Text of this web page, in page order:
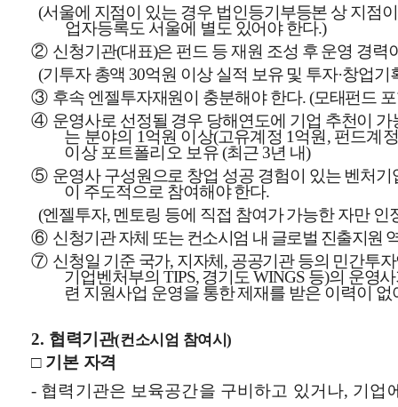
(서울에 지점이 있는 경우 법인등기부등본 상 지점
업자등록도 서울에 별도 있어야 한다.)
② 신청기관(대표)은 펀드 등 재원 조성 후 운영 경력
(기투자 총액 30억원 이상 실적 보유 및 투자·창업기
③ 후속 엔젤투자재원이 충분해야 한다. (모태펀드
④ 운영사로 선정될 경우 당해연도에 기업 추천이
는 분야의 1억원 이상(고유계정 1억원, 펀드계
이상 포트폴리오 보유(최근 3년 내)
⑤ 운영사 구성원으로 창업 성공 경험이 있는 벤처
이 주도적으로 참여해야 한다.
(엔젤투자, 멘토링 등에 직접 참여가 가능한 자만 인
⑥ 신청기관 자체 또는 컨소시엄 내 글로벌 진출지원
⑦ 신청일 기준 국가, 지자체, 공공기관 등의 민간투
기업벤처부의 TIPS,경기도WINGS 등)의 운영
련 지원사업 운영을 통한 제재를 받은 이력이 없
2. 협력기관(컨소시엄 참여시)
□ 기본 자격
- 협력기관은 보육공간을 구비하고 있거나, 기업